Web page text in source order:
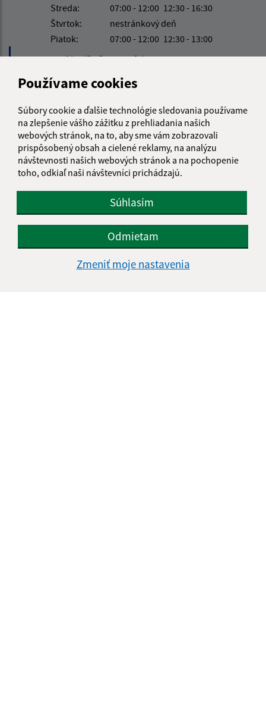
Používame cookies
Súbory cookie a ďalšie technológie sledovania používame
na zlepšenie vášho zážitku z prehliadania našich
webových stránok, na to, aby sme vám zobrazovali
prispôsobený obsah a cielené reklamy, na analýzu
návštevnosti našich webových stránok a na pochopenie
toho, odkiaľ naši návštevníci prichádzajú.
Súhlasím
Odmietam
Zmeniť moje nastavenia
Streda:
07:00 - 12:00 12:30 - 16:30
Štvrtok:
nestránkový deň
Piatok:
07:00 - 12:00 12:30 - 13:00
Obedňajšia prestávka:12:00 - 12:30
Obecný úrad Hlinné
Hlinné 74
094 35 Soľ
info@hlinne.sk
+421 905 427 363
IČO: 00332411